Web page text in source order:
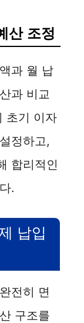
산 조정
과 월 납
과 비교
초기 이자
정하고,
합리적인
.
납입
전히 면
구조를